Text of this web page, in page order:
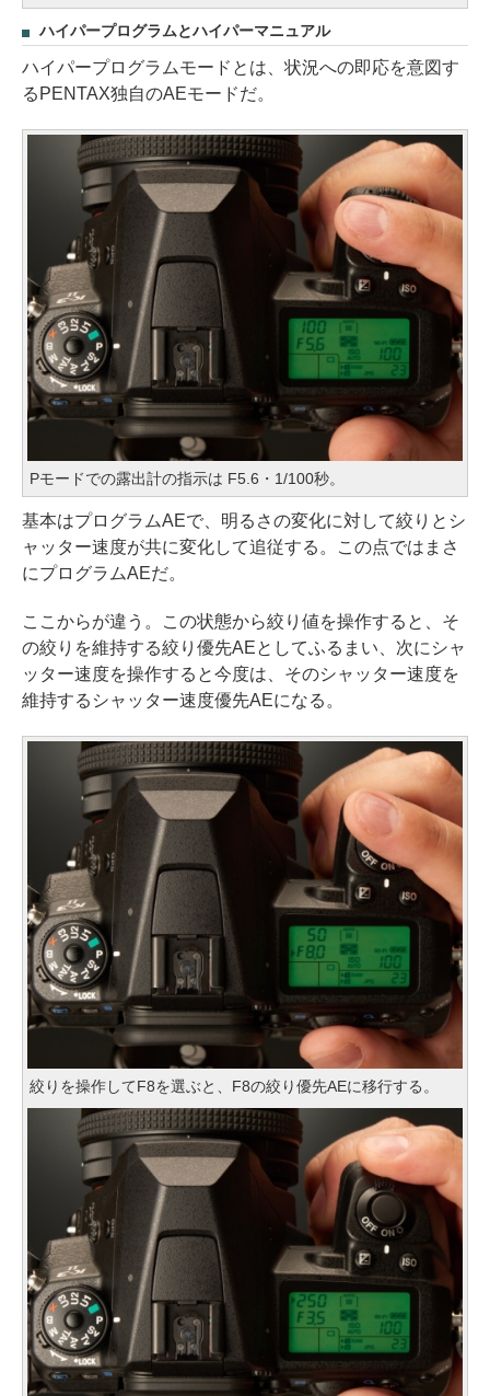
ハイパープログラムとハイパーマニュアル
ハイパープログラムモードとは、状況への即応を意図す
るPENTAX独自のAEモードだ。
Pモードでの露出計の指示は F5.6・1/100秒。
基本はプログラムAEで、明るさの変化に対して絞りとシ
ャッター速度が共に変化して追従する。この点ではまさ
にプログラムAEだ。
ここからが違う。この状態から絞り値を操作すると、そ
の絞りを維持する絞り優先AEとしてふるまい、次にシャ
ッター速度を操作すると今度は、そのシャッター速度を
維持するシャッター速度優先AEになる。
絞りを操作してF8を選ぶと、F8の絞り優先AEに移行する。